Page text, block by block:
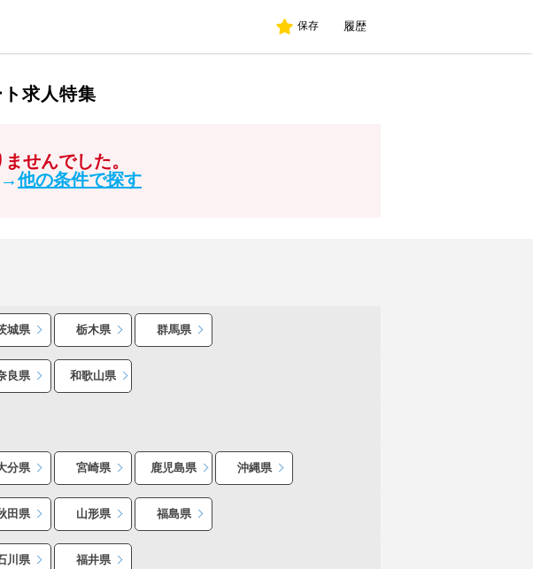
保存 履歴
求人特集
せんでした。
→他の条件で探す
城県 栃木県 群馬県
良県 和歌山県
分県 宮崎県 鹿児島県 沖縄県
田県 山形県 福島県
川県 福井県